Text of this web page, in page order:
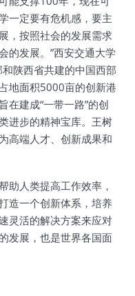
一定要有危机感，要主
，按照社会的发展需求
的发展。”西安交通大学
陕西省共建的中国西部
地面积5000亩的创新港
在建成“一带一路”的创
进步的精神宝库。王树
高端人才、创新成果和
助人类提高工作效率，
造一个创新体系，培养
灵活的解决方案来应对
发展，也是世界各国面